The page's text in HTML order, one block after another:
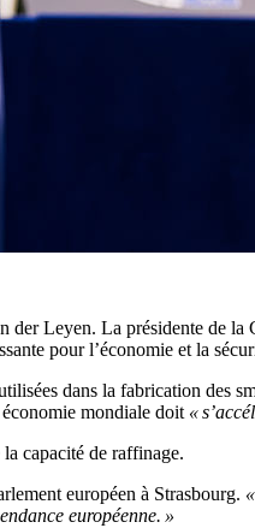
Leyen. La présidente de la
pour l’économie et la
dans la fabrication des
mondiale doit «
capacité de raffinage.
européen à Strasbourg.
européenne. »